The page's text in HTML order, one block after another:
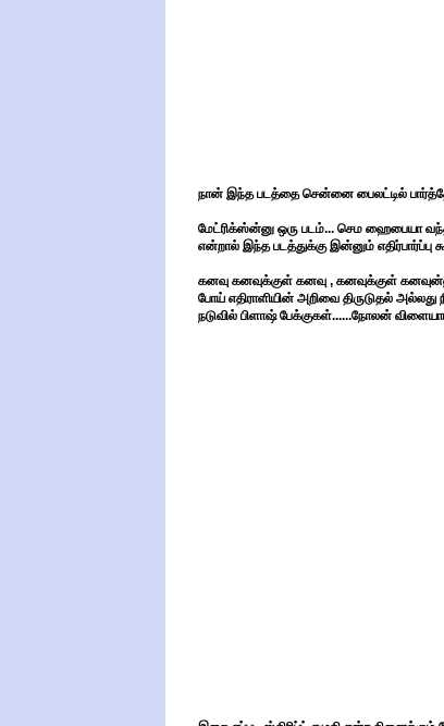
நான் இந்த படத்தை சென்னை பைலட்டில்
மேட்ரிக்ஸ்ன்னு ஒரு படம்... செம ஹைபையா
என்றால் இந்த படத்துக்கு இன்னும் எதிர்பார்ப்பு
கனவு கனவுக்குள் கனவு , கனவுக்குள்
போய் எதிராளியின் அறிவை திருடுதல் அல்லது
நடுவில் பிளாஷ் பேக்குகள்......நோலன்